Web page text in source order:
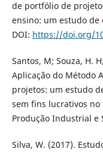
de portfólio de
ensino: um estudo de
DOI: https://doi.org/
Santos, M; Souza, H.
Aplicação do Método
projetos: um estudo
sem fins lucrativos no
Produção Industrial e
Silva, W. (2017).